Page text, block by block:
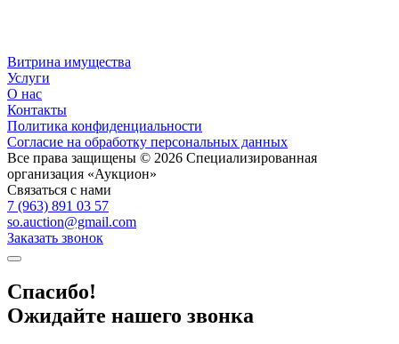
Витрина имущества
Услуги
О нас
Контакты
Политика конфиденциальности
Согласие на обработку персональных данных
Все права защищены © 2026 Специализированная
организация «Аукцион»
Связаться с нами
7 (963) 891 03 57
so.auction@gmail.com
Заказать звонок
Спасибо!
Ожидайте нашего звонка